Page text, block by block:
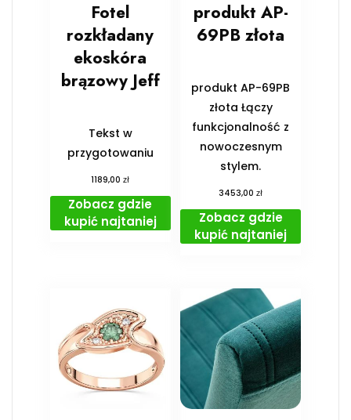
Fotel
rozkładany
ekoskóra
brązowy Jeff
Tekst w
przygotowaniu
1189,00zł
Zobacz gdzie
kupić najtaniej
produkt AP-
69PB złota
produkt AP-69PB
złota Łączy
funkcjonalność z
nowoczesnym
stylem.
3453,00zł
Zobacz gdzie
kupić najtaniej